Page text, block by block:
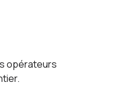
opérateurs